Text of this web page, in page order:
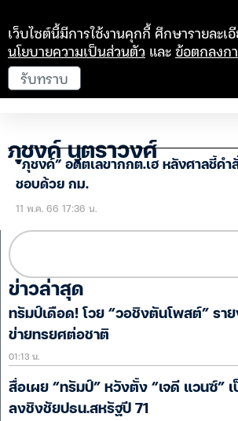
ภุชงค์ นุตราวงศ์
“ภุชงค์” อดีตเลขากกต.เฮ หลังศาลชี้คำ
ชอบด้วย กม.
11 พ.ค. 66 17:36 น.
ข่าวล่าสุด
ทรัมป์เดือด! โวย “วอชิงตันโพสต์” ราย
ข่ายทรยศต่อชาติ
01:13 น.
สื่อเผย “ทรัมป์” หวังตั้ง “เจดี แวนซ์” เ
ลงชิงชัยปธน.สหรัฐปี 71
เว็บไซต์นี้มีการใช้งานคุกกี้ ศึกษารายละเ
นโยบายความเป็นส่วนตัว และข้อตกลงก
รับทราบ